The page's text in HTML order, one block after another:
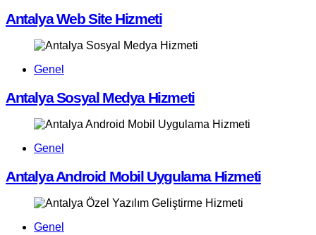
Antalya Web Site Hizmeti
Genel
Antalya Sosyal Medya Hizmeti
Genel
Antalya Android Mobil Uygulama Hizmeti
Genel